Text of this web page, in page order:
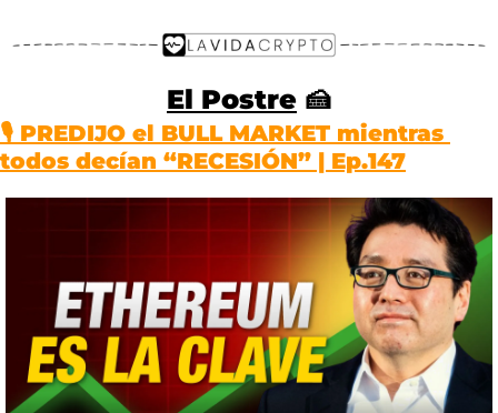
El Postre 🍰
🎙️ PREDIJO el BULL MARKET mientras
todos decían “RECESIÓN” | Ep.147